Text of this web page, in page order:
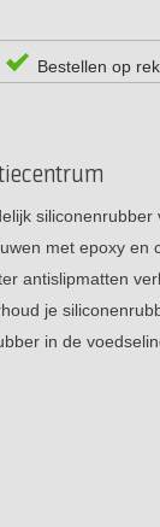
Bestellen op
met epoxy en
antislipmatten
je
in de